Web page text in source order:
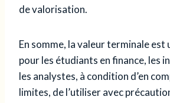
de valorisation.
En somme, la valeur terminale est
pour les étudiants en finance, les
les analystes, à condition d’en
limites, de l’utiliser avec